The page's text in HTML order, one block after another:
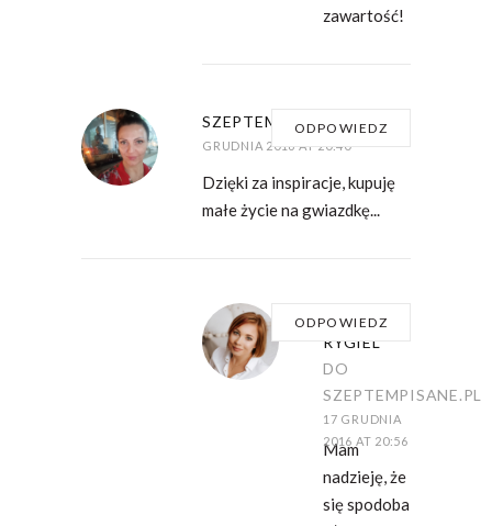
zawartość!
SZEPTEMPISANE.PL
GRUDNIA 2016 AT 20:40
ODPOWIEDZ
Dzięki za inspiracje, kupuję
małe życie na gwiazdkę...
DOMINIKA
RYGIEL
DO
SZEPTEMPISANE.PL
17 GRUDNIA
2016 AT 20:56
ODPOWIEDZ
Mam
nadzieję, że
się spodoba